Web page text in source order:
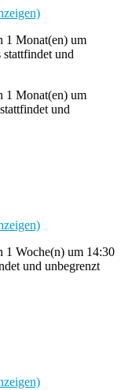
1 Monat(en) um
und
1 Monat(en) um
und
1 Woche(n) um 14:30
und unbegrenzt